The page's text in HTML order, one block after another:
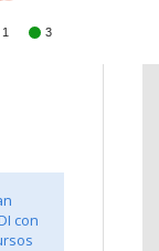
1 3
con